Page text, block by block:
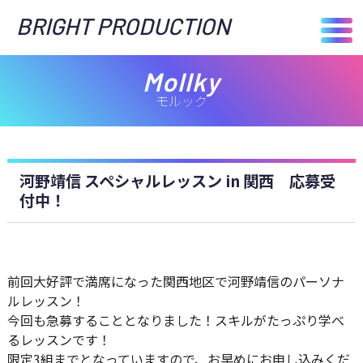
BRIGHT PRODUCTION
Mollky
モルック
河野靖信 スペシャルレッスン in 関西 応募受
付中！
前回大好評で満席になった関西地区で河野靖信のパーソナ
ルレッスン！
今回も急募することとなりました！スキルがたっぷり学べ
るレッスンです！
限定3組までとなっていますので、お早めにお申し込みくだ